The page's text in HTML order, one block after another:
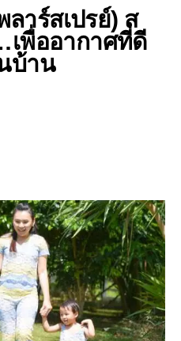
าร์สเปรย์) ส
เพื่ออากาศที่ดี
บ้าน